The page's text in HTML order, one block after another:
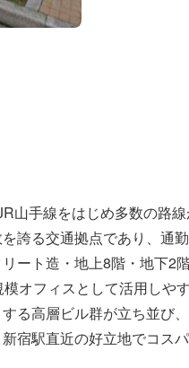
山手線をはじめ多数の路
誇る交通拠点であり、通
ート造・地上8階・地下
オフィスとして活用しや
る高層ビル群が立ち並び
宿駅直近の好立地でコス